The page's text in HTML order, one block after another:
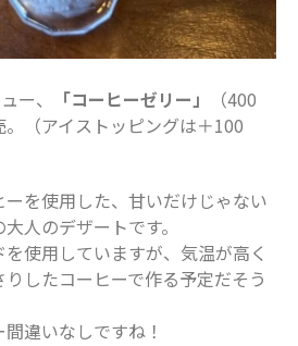
ー、 「コーヒーゼリー」
（400
（アイストッピングは＋100
を使用した、甘いだけじゃない
人のデザートです。
使用していますが、気温が高く
したコーヒーで作る予定だそう
違いなしですね！